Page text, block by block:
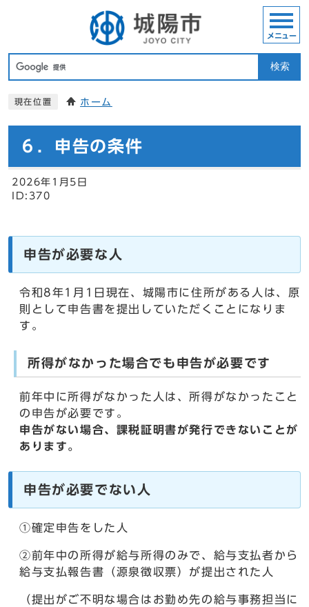
検索
メニュー
現在位置 ホーム
６．申告の条件
2026年1月5日
ID:370
申告が必要な人
令和8年1月1日現在、城陽市に住所がある人は、原
則として申告書を提出していただくことになりま
す。
所得がなかった場合でも申告が必要です
前年中に所得がなかった人は、所得がなかったこと
の申告が必要です。
申告がない場合、課税証明書が発行できないことが
あります。
申告が必要でない人
①確定申告をした人
②前年中の所得が給与所得のみで、給与支払者から
給与支払報告書（源泉徴収票）が提出された人
（提出がご不明な場合はお勤め先の給与事務担当に